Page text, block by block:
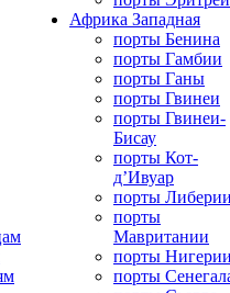
Африка Западная
порты Бенина
порты Гамбии
порты Ганы
порты Гвинеи
порты Гвинеи-
Бисау
порты Кот-
д’Ивуар
порты
порты
Мавритании
порты
порты